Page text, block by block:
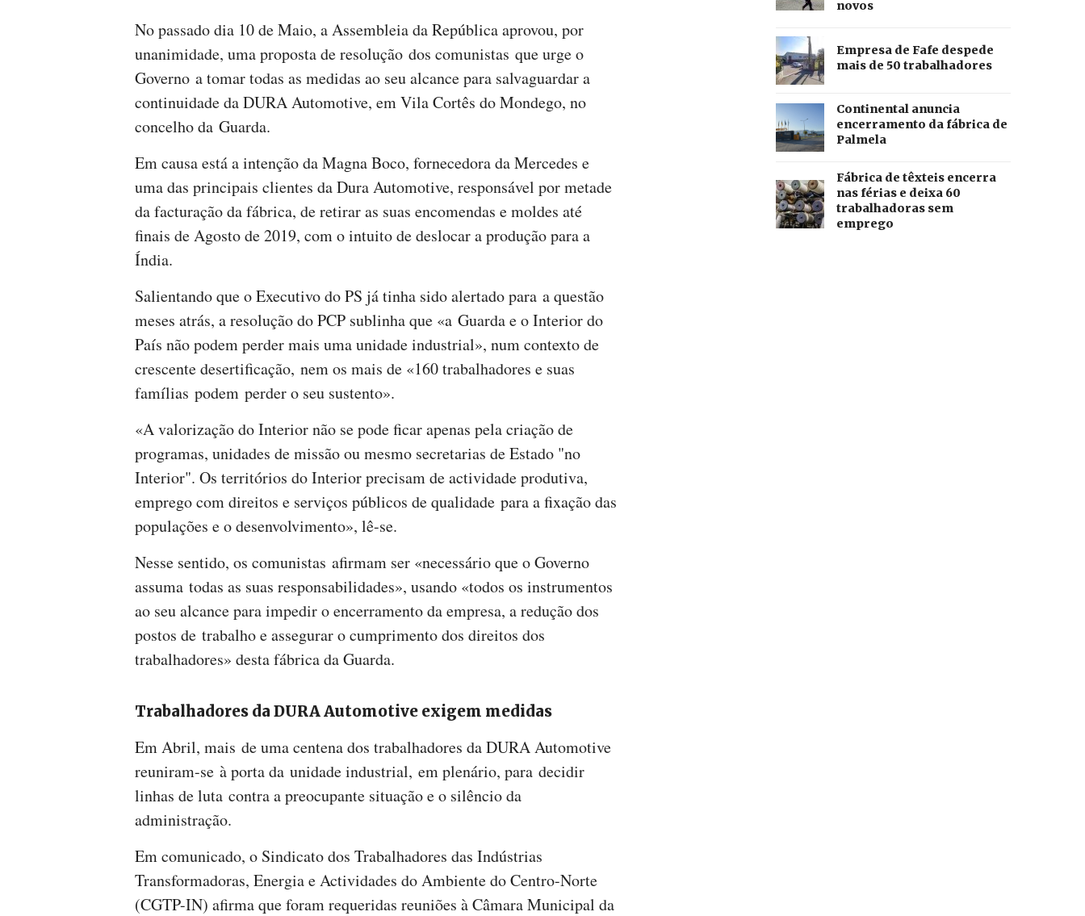
No passado dia 10 de Maio, a Assembleia da República aprovou, por
unanimidade, uma proposta de resolução dos comunistas que urge o
Governo a tomar todas as medidas ao seu alcance para salvaguardar a
continuidade da DURA Automotive, em Vila Cortês do Mondego, no
concelho da Guarda.
Em causa está a intenção da Magna Boco, fornecedora da Mercedes e
uma das principais clientes da Dura Automotive, responsável por metade
da facturação da fábrica, de retirar as suas encomendas e moldes até
finais de Agosto de 2019, com o intuito de deslocar a produção para a
Índia.
Salientando que o Executivo do PS já tinha sido alertado para a questão
meses atrás, a resolução do PCP sublinha que «a Guarda e o Interior do
País não podem perder mais uma unidade industrial», num contexto de
crescente desertificação, nem os mais de «160 trabalhadores e suas
famílias podem perder o seu sustento».
«A valorização do Interior não se pode ficar apenas pela criação de
programas, unidades de missão ou mesmo secretarias de Estado "no
Interior". Os territórios do Interior precisam de actividade produtiva,
emprego com direitos e serviços públicos de qualidade para a fixação das
populações e o desenvolvimento», lê-se.
Nesse sentido, os comunistas afirmam ser «necessário que o Governo
assuma todas as suas responsabilidades», usando «todos os instrumentos
ao seu alcance para impedir o encerramento da empresa, a redução dos
postos de trabalho e assegurar o cumprimento dos direitos dos
trabalhadores» desta fábrica da Guarda.
Trabalhadores da DURA Automotive exigem medidas
Em Abril, mais de uma centena dos trabalhadores da DURA Automotive
reuniram-se à porta da unidade industrial, em plenário, para decidir
linhas de luta contra a preocupante situação e o silêncio da
administração.
Em comunicado, o Sindicato dos Trabalhadores das Indústrias
Transformadoras, Energia e Actividades do Ambiente do Centro-Norte
(CGTP-IN) afirma que foram requeridas reuniões à Câmara Municipal da
novos
Empresa de Fafe despede
mais de 50 trabalhadores
Continental anuncia
encerramento da fábrica de
Palmela
Fábrica de têxteis encerra
nas férias e deixa 60
trabalhadoras sem
emprego